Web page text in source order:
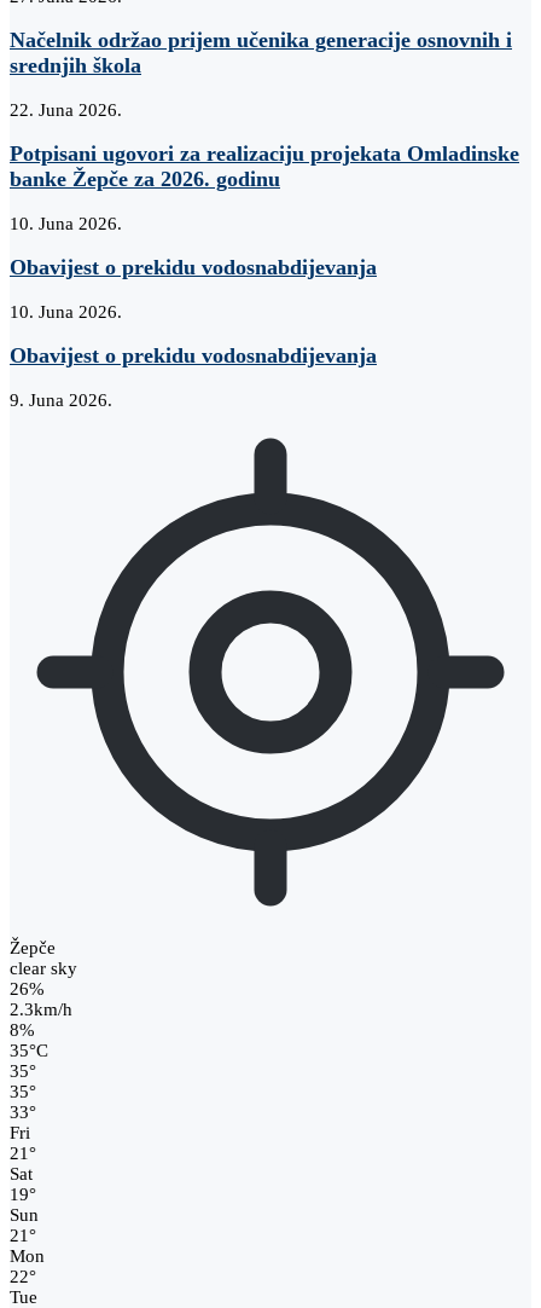
Načelnik održao prijem učenika generacije osnovnih i
srednjih škola
22. Juna 2026.
Potpisani ugovori za realizaciju projekata Omladinske
banke Žepče za 2026. godinu
10. Juna 2026.
Obavijest o prekidu vodosnabdijevanja
10. Juna 2026.
Obavijest o prekidu vodosnabdijevanja
9. Juna 2026.
Žepče
clear sky
26%
2.3km/h
8%
35°C
35°
35°
33°
Fri
21°
Sat
19°
Sun
21°
Mon
22°
Tue